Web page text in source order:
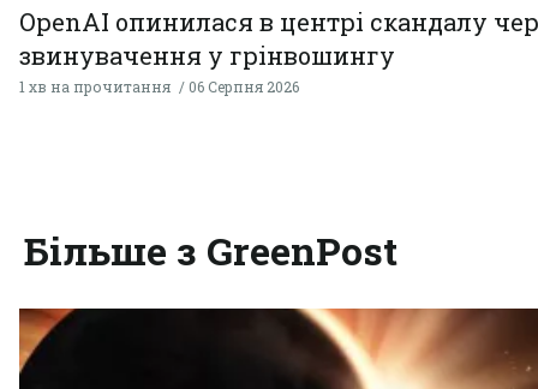
OpenAI опинилася в центрі скандалу
звинувачення у грінвошингу
1 хв на прочитання 06 Серпня 2026
Більше з GreenPost